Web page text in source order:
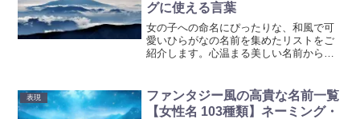
グに使える言葉
女の子への命名にぴったりな、和風で可
愛いひらがなの名前を集めたリストをご
紹介します。心温まる美しい名前から、
ネーミングを提案いたします。
表現
ファンタジー風の高貴な名前一覧
【女性名 103種類】ネーミング・